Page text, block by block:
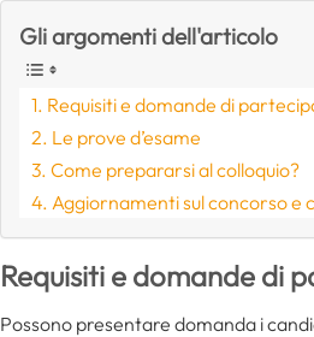
Gli argomenti dell'articolo
Requisiti e domande di
Le prove d’esame
Come prepararsi al colloquio?
Aggiornamenti sul concorso e
Requisiti e domande di
Possono presentare domanda i